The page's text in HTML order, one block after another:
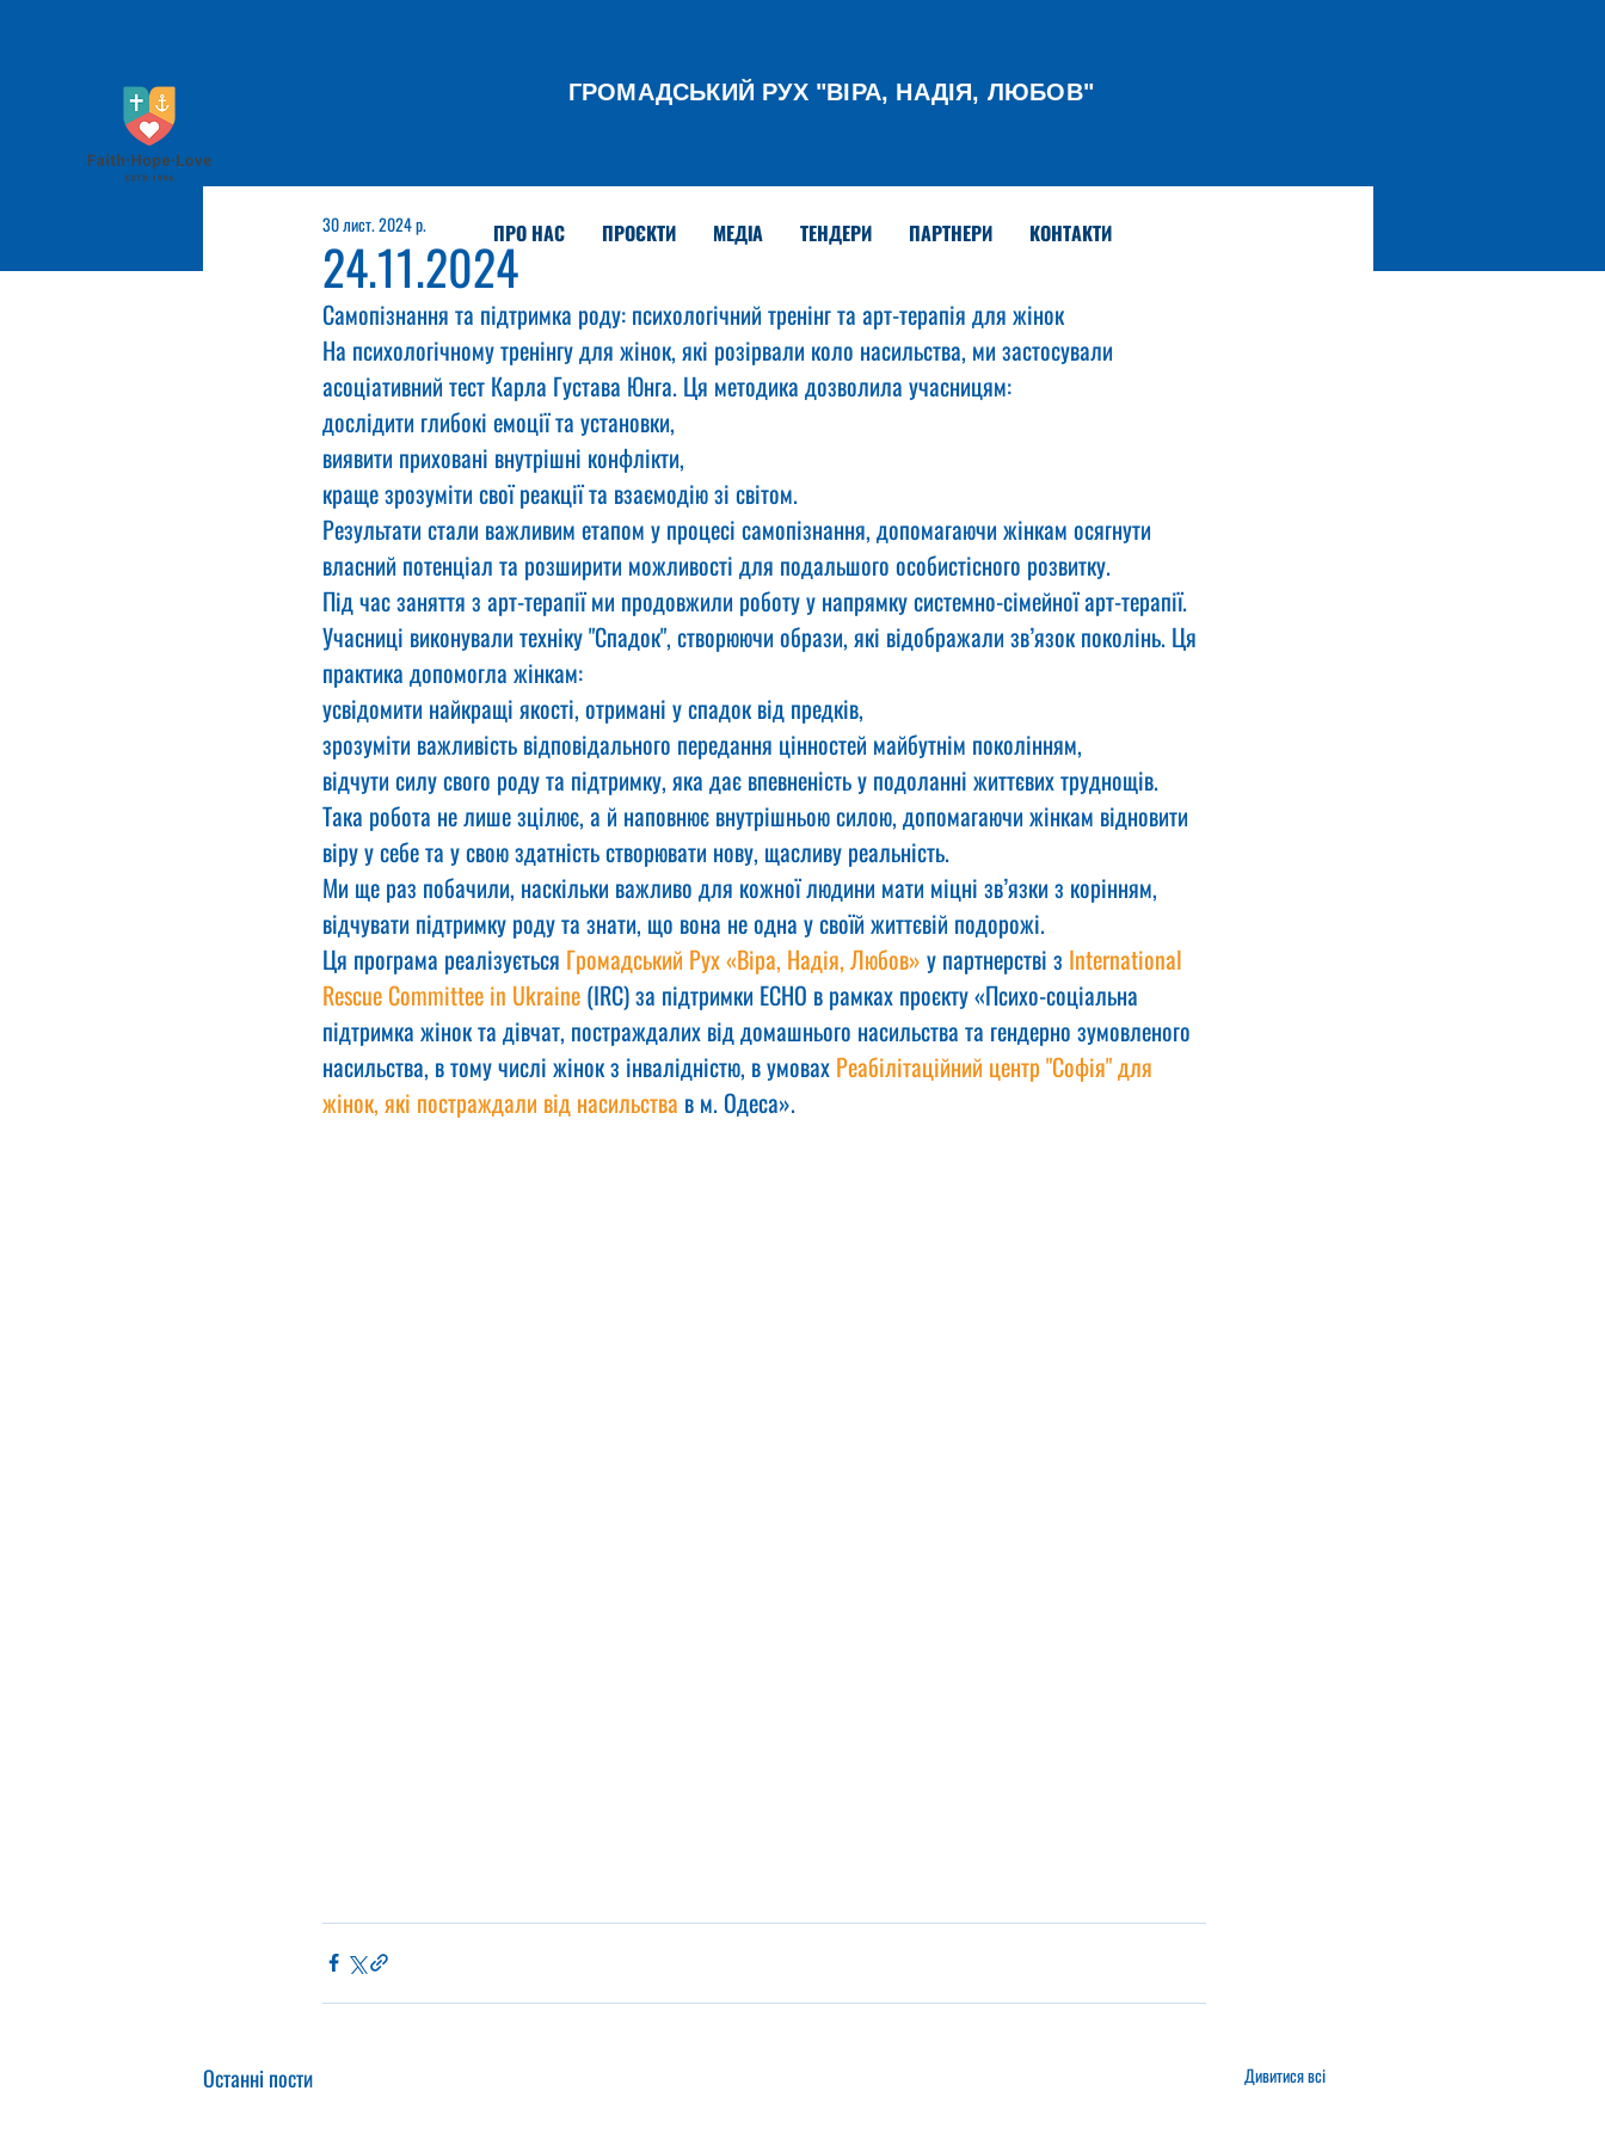
ГРОМАДСЬКИЙ РУХ "ВІРА, НАДІЯ, ЛЮБОВ"
ПРО НАС ПРОЄКТИ МЕДІА ТЕНДЕРИ ПАРТНЕРИ КОНТАКТИ
24.11.2024
30 лист. 2024 р.
Самопізнання та підтримка роду: психологічний тренінг та арт-терапія для жінок
На психологічному тренінгу для жінок, які розірвали коло насильства, ми застосували
асоціативний тест Карла Густава Юнга. Ця методика дозволила учасницям:
дослідити глибокі емоції та установки,
виявити приховані внутрішні конфлікти,
краще зрозуміти свої реакції та взаємодію зі світом.
Результати стали важливим етапом у процесі самопізнання, допомагаючи жінкам осягнути
власний потенціал та розширити можливості для подальшого особистісного розвитку.
Під час заняття з арт-терапії ми продовжили роботу у напрямку системно-сімейної арт-терапії.
Учасниці виконували техніку "Спадок", створюючи образи, які відображали зв’язок поколінь. Ця
практика допомогла жінкам:
усвідомити найкращі якості, отримані у спадок від предків,
зрозуміти важливість відповідального передання цінностей майбутнім поколінням,
відчути силу свого роду та підтримку, яка дає впевненість у подоланні життєвих труднощів.
Така робота не лише зцілює, а й наповнює внутрішньою силою, допомагаючи жінкам відновити
віру у себе та у свою здатність створювати нову, щасливу реальність.
Ми ще раз побачили, наскільки важливо для кожної людини мати міцні зв’язки з корінням,
відчувати підтримку роду та знати, що вона не одна у своїй життєвій подорожі.
Ця програма реалізується Громадський Рух «Віра, Надія, Любов» у партнерстві з International
Rescue Committee in Ukraine (IRC) за підтримки ECHO в рамках проєкту «Психо-соціальна
підтримка жінок та дівчат, постраждалих від домашнього насильства та гендерно зумовленого
насильства, в тому числі жінок з інвалідністю, в умовах Реабілітаційний центр "Софія" для
жінок, які постраждали від насильства в м. Одеса».
Останні пости Дивитися всі